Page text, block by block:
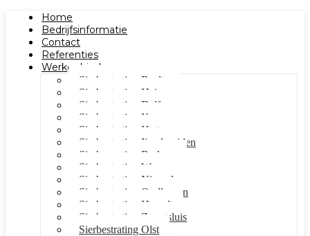
Home
Bedrijfsinformatie
Contact
Referenties
Werkgebied
Sierbestrating Raalte
Sierbestrating Heino
Sierbestrating Dalfsen
Sierbestrating Kampen
Sierbestrating Hattem
Sierbestrating Ijsselmuiden
Sierbestrating Berkum
Sierbestrating Wezep
Sierbestrating Nieuwleusen
Sierbestrating Oudleusen
Sierbestrating Hasselt
Sierbestrating Zwartsluis
Sierbestrating Olst